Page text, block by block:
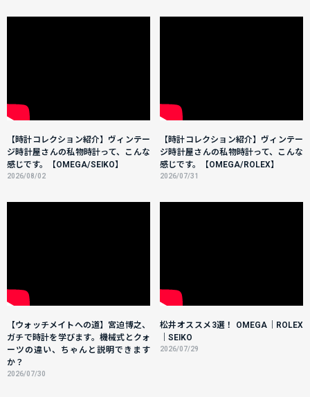
【時計コレクション紹介】ヴィンテー
ジ時計屋さんの私物時計って、こんな
感じです。【OMEGA/SEIKO】
2026/08/02
【時計コレクション紹介】ヴィンテー
ジ時計屋さんの私物時計って、こんな
感じです。【OMEGA/ROLEX】
2026/07/31
【ウォッチメイトへの道】宮迫博之、
ガチで時計を学びます。機械式とクォ
ーツの違い、ちゃんと説明できます
か？
2026/07/30
松井オススメ3選！ OMEGA｜ROLEX
｜SEIKO
2026/07/29